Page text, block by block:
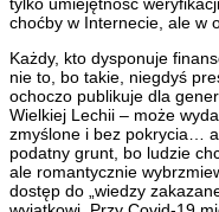
choćby w Internecie, ale w
Każdy, kto dysponuje
nie to, bo takie, niegdyś
ochoczo publikuje dla
Wielkiej Lechii – może
zmyślone i bez pokrycia…
podatny grunt, bo ludzie
ale romantycznie
dostęp do „wiedzy